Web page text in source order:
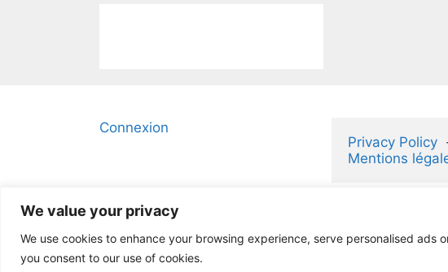
We value your privacy
We use cookies to enhance your browsing experience, serve personalised
you consent to our use of cookies.
Connexion
Privacy Policy
Mentions